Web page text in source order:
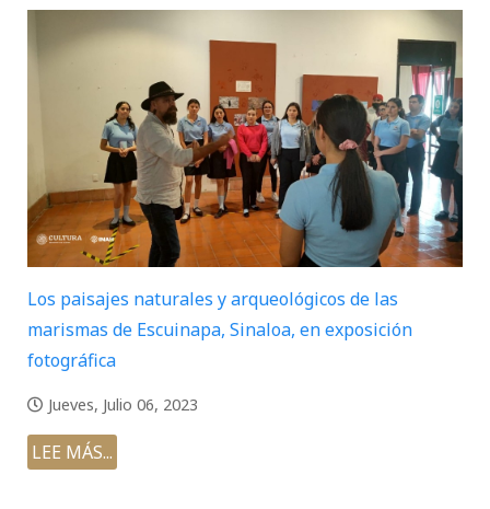
Los paisajes naturales y arqueológicos de las
marismas de Escuinapa, Sinaloa, en exposición
fotográfica
Jueves, Julio 06, 2023
LEE MÁS...